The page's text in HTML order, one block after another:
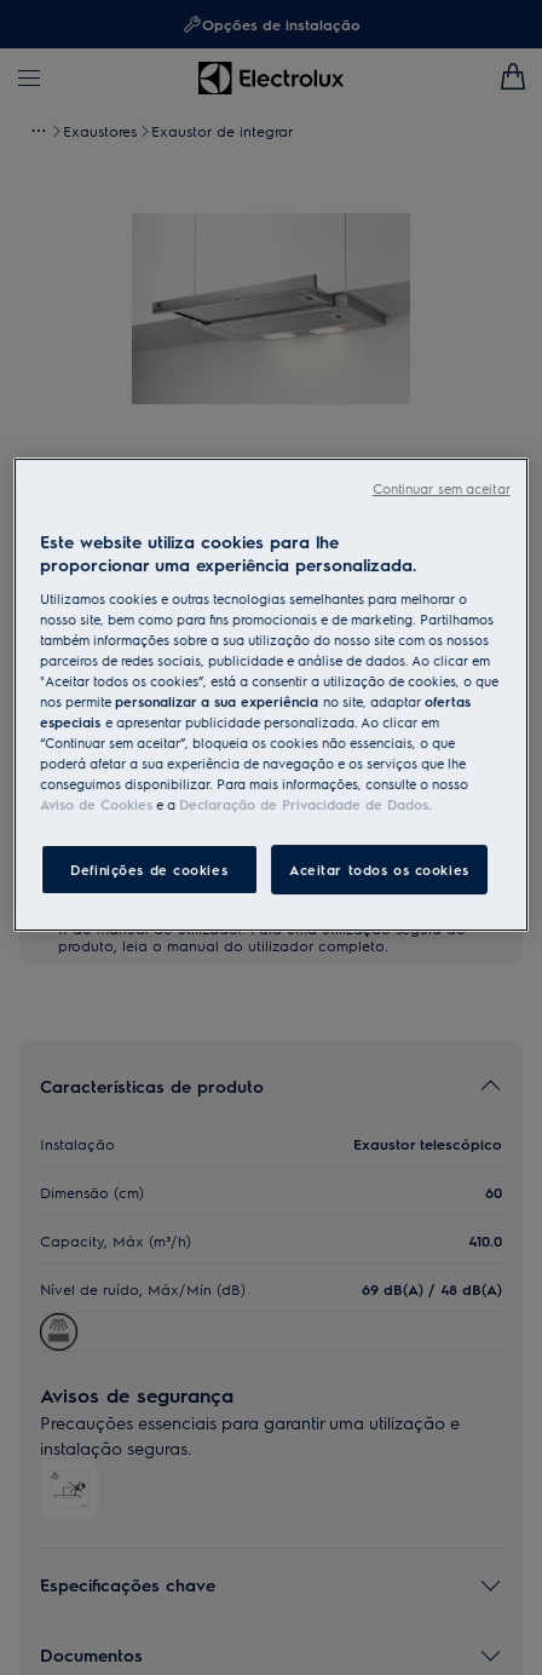
Opções de instalação
Exaustores Exaustor de integrar
LFP326S
Exaustor telescópico Série 300
LEDLights de 60 cm
Ficha de informação do produto
Benefícios
Um exaustor fiável que elimina eficazmente os odores da cozinha.
ExtractionTech Standard possui um motor potente e fiável.
Pure Illumination: visibilidade total enquanto cozinha.
Filtro de gordura fiável lavável na máquina de lavar loiça.
As instruções e avisos de segurança de acordo com o
II do manual do utilizador. Para uma utilização segura do
produto, leia o manual do utilizador completo.
Características de produto
Instalação Exaustor telescópico
Dimensão (cm) 60
Capacity, Máx (m³/h) 410.0
Nível de ruído, Máx/Mín (dB) 69 dB(A) / 48 dB(A)
Avisos de segurança
Precauções essenciais para garantir uma utilização e
instalação seguras.
Especificações chave
Documentos
Este website utiliza cookies para lhe
proporcionar uma experiência personalizada.
Utilizamos cookies e outras tecnologias semelhantes para melhorar o
nosso site, bem como para fins promocionais e de marketing. Partilhamos
também informações sobre a sua utilização do nosso site com os nossos
parceiros de redes sociais, publicidade e análise de dados. Ao clicar em
"Aceitar todos os cookies”, está a consentir a utilização de cookies, o que
nos permitepersonalizar a sua experiênciano site, adaptarofertas
especiaise apresentar publicidade personalizada. Ao clicar em
“Continuar sem aceitar”, bloqueia os cookies não essenciais, o que
poderá afetar a sua experiência de navegação e os serviços que lhe
conseguimos disponibilizar. Para mais informações, consulte o nosso
Aviso de Cookies e a Declaração de Privacidade de Dados.
Definições de cookies Aceitar todos os cookies
Continuar sem aceitar